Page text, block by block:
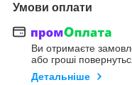
Умови оплати
Ви отримаєте
або гроші
Детальніше